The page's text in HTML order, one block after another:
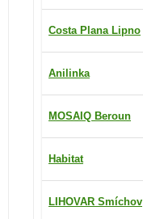
Costa Plana Lipno
Anilinka
MOSAIQ Beroun
Habitat
LIHOVAR Smíchov